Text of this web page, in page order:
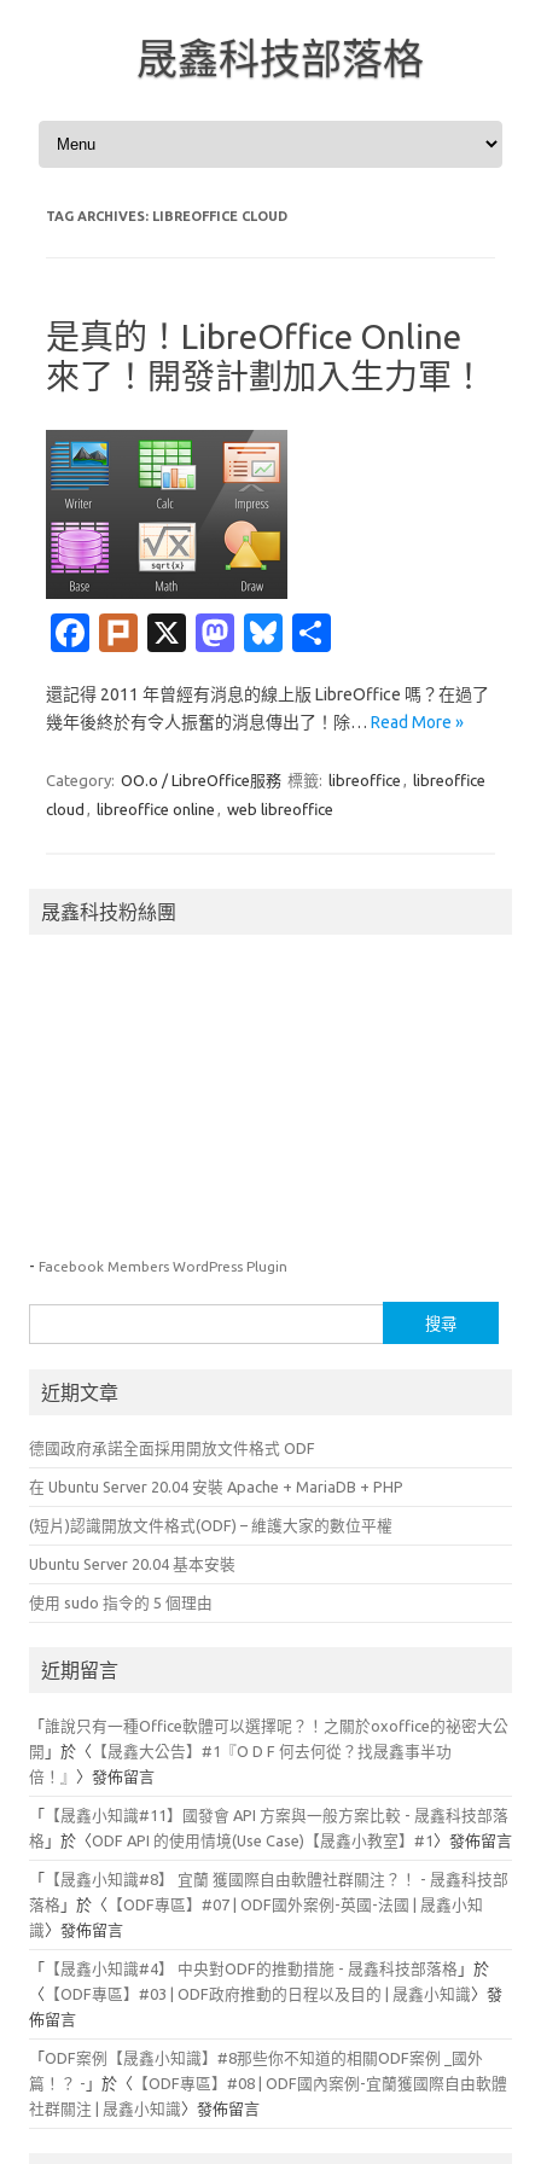
晟鑫科技部落格
Skip to content
TAG ARCHIVES: LIBREOFFICE CLOUD
是真的！LibreOffice Online
來了！開發計劃加入生力軍！
Fa
e
o
o
Pl
k
X
M
t
d
o
Bl
es
y
還記得 2011 年曾經有消息的線上版 LibreOffice 嗎？在過了
幾年後終於有令人振奮的消息傳出了！除… Read More »
Category: OO.o / LibreOffice服務 標籤: libreoffice , libreoffice
cloud , libreoffice online , web libreoffice
晟鑫科技粉絲團
- Facebook Members WordPress Plugin
尋
鍵近期文章
德國政府承諾全面採用開放文件格式 ODF
在 Ubuntu Server 20.04 安裝 Apache + MariaDB + PHP
(短片)認識開放文件格式(ODF) – 維護大家的數位平權
Ubuntu Server 20.04 基本安裝
使用 sudo 指令的 5 個理由
近期留言
「 誰說只有一種Office軟體可以選擇呢？！之關於oxoffice的祕密大公
開 」於〈 【晟鑫大公告】#1『O D F 何去何從？找晟鑫事半功
倍！』 〉發佈留言
「
【晟鑫小知識#11】國發會 API 方案與一般方案比較 - 晟鑫科技部落
格 」於〈ODF API 的使用情境(Use Case)【晟鑫小教室】#1 〉發佈留言
「
【晟鑫小知識#8】 宜蘭 獲國際自由軟體社群關注？！ - 晟鑫科技部
落格 」於〈 【ODF專區】#07 | ODF國外案例-英國-法國 | 晟鑫小知
識〉發佈留言
「 【晟鑫小知識#4】 中央對ODF的推動措施 - 晟鑫科技部落格 」於
〈 【ODF專區】#03 | ODF政府推動的日程以及目的 | 晟鑫小知識〉發
佈留言
「 ODF案例【晟鑫小知識】#8那些你不知道的相關ODF案例 _國外
篇！？ - 」於〈 【ODF專區】#08 | ODF國內案例-宜蘭獲國際自由軟體
社群關注 | 晟鑫小知識〉發佈留言